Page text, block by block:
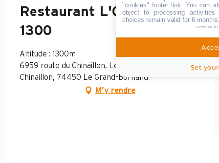
Restaurant L'Optraken
1300
Altitude : 1300m
6959 route du Chinaillon, Le Grand-Bornand
Chinaillon, 74450 Le Grand-Bornand
M'y rendre
"cookies" footer link . You can
object to processing
choices remain valid for 6
powered by
Set